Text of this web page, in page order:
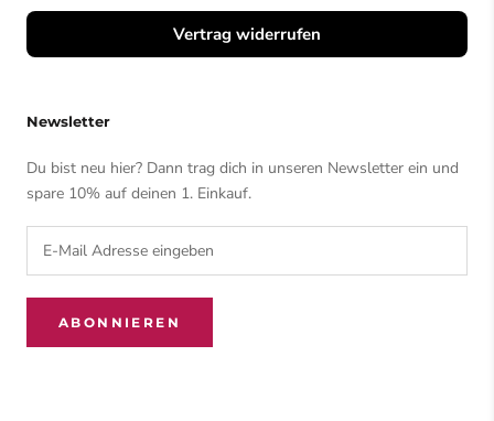
Vertrag widerrufen
Newsletter
Du bist neu hier? Dann trag dich in unseren Newsletter ein und
spare 10% auf deinen 1. Einkauf.
ABONNIEREN